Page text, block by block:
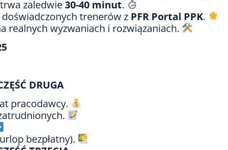
zaledwie30-40 minut.
trenerów z PFR Portal PPK.
realnych wyzwaniach i rozwiązaniach.
DRUGA
pracodawcy.
bezpłatny).